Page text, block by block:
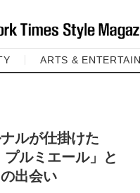
ARTS &
ルが仕掛けた
ルミエール」と
出会い